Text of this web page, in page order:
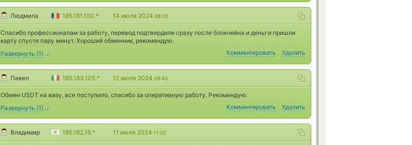
Людмила 185.181.100.* 14 июля 2024 08:03
Спасибо профессионалам за работу, перевод подтвердили сразу после блокчейна и деньги пришли
карту спустя пару минут. Хороший обменник, рекомендую.
Развернуть (1) Комментировать Удалить
Павел 185.183.105.* 12 июля 2024 09:43
Обмен USDT на визу, все поступило, спасибо за оперативную работу. Рекомендую.
Развернуть (1) Комментировать Удалить
Владимир 185.162.16.* 11 июля 2024 11:02